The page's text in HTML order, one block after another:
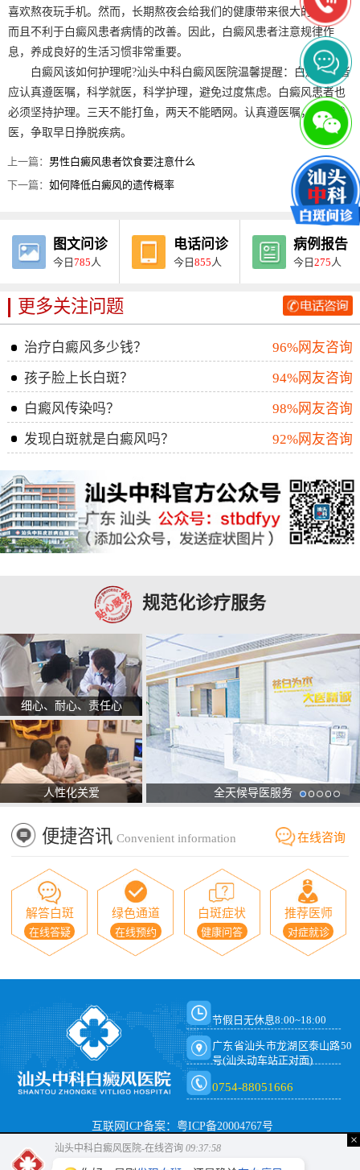
喜欢熬夜玩手机。然而，长期熬夜会给我们的健康带来很大的危害，
而且不利于白癜风患者病情的改善。因此，白癜风患者注意规律作
息，养成良好的生活习惯非常重要。
白癜风该如何护理呢?汕头中科白癜风医院温馨提醒：白癜风患者
应认真遵医嘱，科学就医，科学护理，避免过度焦虑。白癜风患者也
必须坚持护理。三天不能打鱼，两天不能晒网。认真遵医嘱，科学就
医，争取早日挣脱疾病。
上一篇： 男性白癜风患者饮食要注意什么
下一篇：如何降低白癜风的遗传概率
图文问诊
今日785 人
电话问诊
今日855 人
病例报告
今日275 人
更多关注问题
治疗白癜风多少钱？
96%网友咨询
孩子脸上长白斑？
94%网友咨询
白癜风传染吗？
98%网友咨询
发现白斑就是白癜风吗？
92%网友咨询
规范化诊疗服务
细心、耐心、责任心
人性化关爱 全天候导医服务
便捷咨讯 Convenient information 在线咨询
解答白斑
在线答疑
绿色通道
在线预约
白斑症状
健康问答
推荐医师
对症就诊
节假日无休息8:00~18:00
广东省汕头市龙湖区泰山路50
号(汕头动车站正对面)
0754-88051666
互联网ICP备案：粤ICP备20004767号
×
汕头中科白癜风医院-在线咨询 09:37:58